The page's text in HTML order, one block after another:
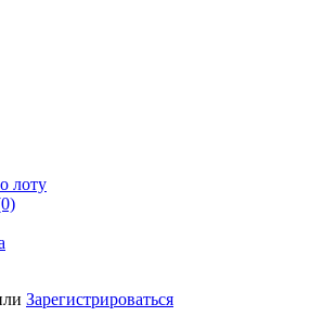
лоту
Зарегистрироваться